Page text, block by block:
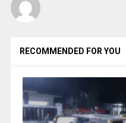
RECOMMENDED FOR YOU